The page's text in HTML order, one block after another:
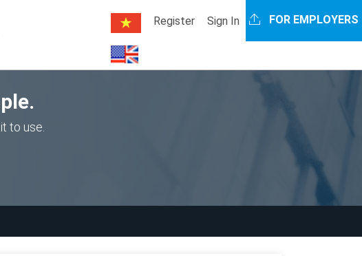
Register Sign In FOR EMPLOYERS
to use.